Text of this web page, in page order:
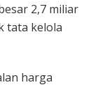
2,7 miliar
tata kelola
harga